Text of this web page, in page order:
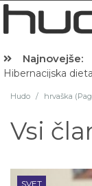
Najnovejše:
Hibernacijska
Hudo / hrvaška
Vsi
SVET